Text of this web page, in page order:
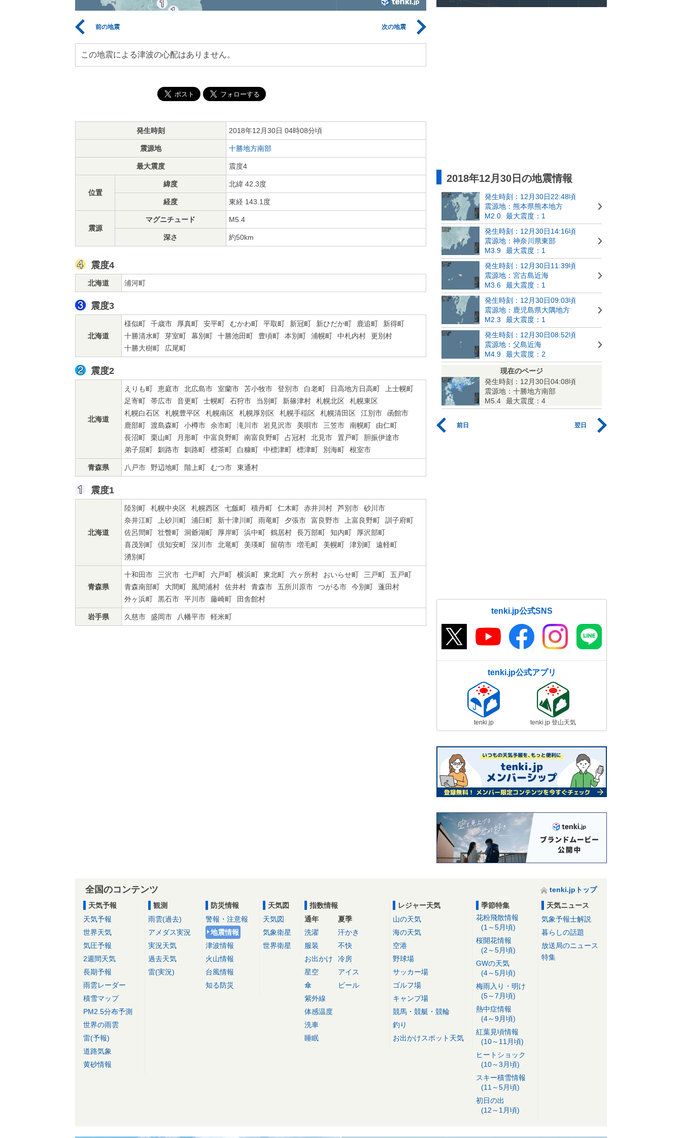
前の地震 次の地震
この地震による津波の心配はありません。
発生時刻 2018年12月30日 04時08分頃
震源地 十勝地方南部
最大震度 震度4
位置
緯度 北緯 42.3度
経度 東経 143.1度
震源
マグニチュード M5.4
深さ 約50km
震度4
北海道 浦河町
震度3
北海道
様似町 千歳市 厚真町 安平町 むかわ町 平取町 新冠町 新ひだか町 鹿追町
新得町
十勝清水町
芽室町 幕別町 十勝池田町 豊頃町 本別町 浦幌町 中札内村
更別村
十勝大樹町
広尾町
震度2
北海道
えりも町 恵庭市 北広島市 室蘭市 苫小牧市 登別市 白老町 日高地方日高町
上士幌町
足寄町
帯広市 音更町 士幌町 石狩市 当別町 新篠津村 札幌北区
札幌東区
札幌白石区
札幌豊平区 札幌南区 札幌厚別区 札幌手稲区 札幌清田区 江別市
函館市
鹿部町
渡島森町 小樽市 余市町 滝川市 岩見沢市 美唄市 三笠市 南幌町
由仁町
長沼町
栗山町 月形町 中富良野町 南富良野町 占冠村 北見市 置戸町
胆振伊達市
弟子屈町
釧路市 釧路町 標茶町 白糠町 中標津町 標津町 別海町 根室市
青森県 八戸市 野辺地町 階上町 むつ市 東通村
震度1
北海道
陸別町 札幌中央区 札幌西区 七飯町 積丹町 仁木町 赤井川村 芦別市
砂川市
奈井江町
上砂川町 浦臼町 新十津川町 雨竜町 夕張市 富良野市 上富良野町
訓子府町
佐呂間町
壮瞥町 洞爺湖町 厚岸町 浜中町 鶴居村 長万部町 知内町
厚沢部町
喜茂別町
倶知安町 深川市 北竜町 美瑛町 留萌市 増毛町 美幌町 津別町
遠軽町
湧別町
青森県
十和田市 三沢市 七戸町 六戸町 横浜町 東北町 六ヶ所村 おいらせ町 三戸町
五戸町
青森南部町
大間町 風間浦村 佐井村 青森市 五所川原市 つがる市 今別町
蓬田村
外ヶ浜町
黒石市 平川市 藤崎町 田舎館村
岩手県 久慈市 盛岡市 八幡平市 軽米町
2018年12月30日の地震情報
発生時刻：12月30日22:48頃
震源地：熊本県熊本地方
M2.0
最大震度：1
発生時刻：12月30日14:16頃
震源地：神奈川県東部
M3.9
最大震度：1
発生時刻：12月30日11:39頃
震源地：宮古島近海
M3.6
最大震度：1
発生時刻：12月30日09:03頃
震源地：鹿児島県大隅地方
M2.3
最大震度：1
発生時刻：12月30日08:52頃
震源地：父島近海
M4.9
最大震度：2
現在のページ
発生時刻：12月30日04:08頃
震源地：十勝地方南部
M5.4
最大震度：4
前日 翌日
tenki.jp公式SNS
tenki.jp公式アプリ
tenki.jp tenki.jp 登山天気
全国のコンテンツ
tenki.jpトップ
天気予報
天気予報
世界天気
気圧予報
2週間天気
長期予報
雨雲レーダー
積雪マップ
PM2.5分布予測
世界の雨雲
雷(予報)
道路気象
黄砂情報
観測
雨雲(過去)
アメダス実況
実況天気
過去天気
雷(実況)
防災情報
警報・注意報
地震情報
津波情報
火山情報
台風情報
知る防災
天気図
天気図
気象衛星
世界衛星
指数情報
通年
洗濯
服装
お出かけ
星空
傘
紫外線
体感温度
洗車
睡眠
夏季
汗かき
不快
冷房
アイス
ビール
レジャー天気
山の天気
海の天気
空港
野球場
サッカー場
ゴルフ場
キャンプ場
競馬・競艇・競輪
釣り
お出かけスポット天気
季節特集
花粉飛散情報
(1～5月頃)
桜開花情報
(2～5月頃)
GWの天気
(4～5月頃)
梅雨入り・明け
(5～7月頃)
熱中症情報
(4～9月頃)
紅葉見頃情報
(10～11月頃)
ヒートショック
(10～3月頃)
スキー積雪情報
(11～5月頃)
初日の出
(12～1月頃)
天気ニュース
気象予報士解説
暮らしの話題
放送局のニュース
特集